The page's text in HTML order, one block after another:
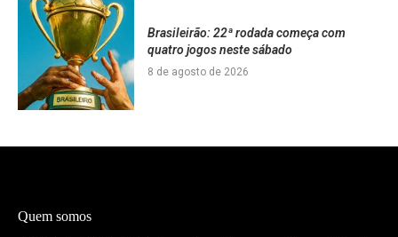
Brasileirão: 22ª rodada começa com
quatro jogos neste sábado
8 de agosto de 2026
Quem somos